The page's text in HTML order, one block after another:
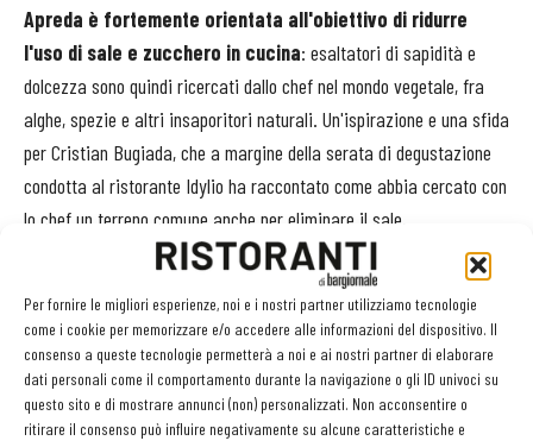
Per fornire le migliori esperienze, noi e i nostri partner utilizziamo tecnologie
come i cookie per memorizzare e/o accedere alle informazioni del dispositivo. Il
consenso a queste tecnologie permetterà a noi e ai nostri partner di elaborare
dati personali come il comportamento durante la navigazione o gli ID univoci su
questo sito e di mostrare annunci (non) personalizzati. Non acconsentire o
ritirare il consenso può influire negativamente su alcune caratteristiche e
Apreda è fortemente orientata all'obiettivo di ridurre
l'uso di sale e zucchero in cucina: esaltatori di sapidità e
dolcezza sono quindi ricercati dallo chef nel mondo vegetale, fra
alghe, spezie e altri insaporitori naturali. Un'ispirazione e una sfida
per Cristian Bugiada, che a margine della serata di degustazione
condotta al ristorante Idylio ha raccontato come abbia cercato con
lo chef un terreno comune anche per eliminare il sale,
caratteristico di molti drink messicani, come il Margarita. «Una
vera conversazione, che ci ha portati a raccontarci le nostre
esperienze, i nostri viaggi, assaggiando reciprocamente piatti e
drink. Ma per arrivare al risultato finale non bisogna pensare che
sia tutto immediato, c'è voluto un mese e mezzo di lavoro». E
appunto, conversazioni.